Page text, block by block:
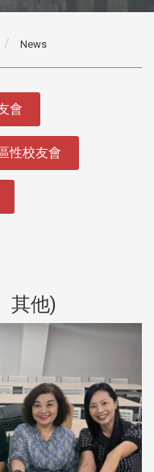
News
會
性校友會
其他)